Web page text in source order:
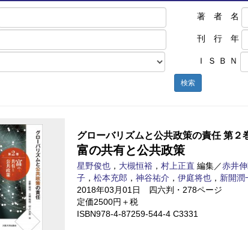
著 者 名
刊 行 年
Ｉ Ｓ Ｂ Ｎ
検索
グローバリズムと公共政策の責任 第２
富の共有と公共政策
星野俊也 ， 大槻恒裕 ， 村上正直 編集／赤井
子 ， 松本充郎 ， 神谷祐介 ， 伊庭将也 ， 新開潤
2018年03月01日 四六判・278ページ
定価2500円＋税
ISBN978-4-87259-544-4 C3331